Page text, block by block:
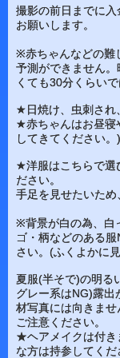
撮影の前日までに
お願いします。
※赤ちゃんなどの難
予測ができません
くても30分くらい
★日焼け、虫刺され
★赤ちゃんはお昼寝
してきてください。)
★洋服はこちらで選
ださい。
手足を見せたいため
※背景が白の為、白
ゴ・柄などのある
さい。(ふくよかに
夏服(半そで)の明る
グレー系はNG)露出
材写真には向きませ
ご注意ください。
★ヘアメイクは付き
な方は持参してくだ